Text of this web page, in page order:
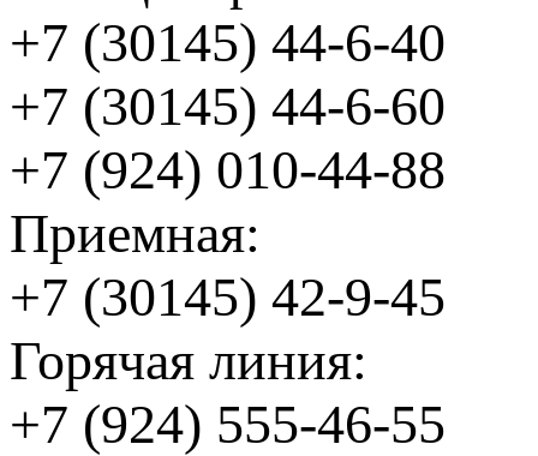
+7 (30145) 44-6-40
+7 (30145) 44-6-60
+7 (924) 010-44-88
Приемная:
+7 (30145) 42-9-45
Горячая линия:
+7 (924) 555-46-55